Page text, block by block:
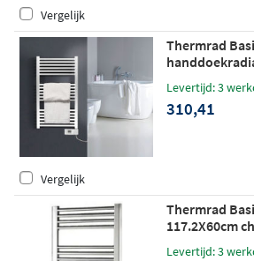
Vergelijk
Thermrad
Levertijd: 3
310,41
Vergelijk
Thermrad
117.2X60cm
Levertijd: 3